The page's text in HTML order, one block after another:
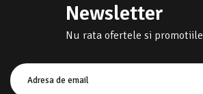
Newsletter
Nu rata ofertele si